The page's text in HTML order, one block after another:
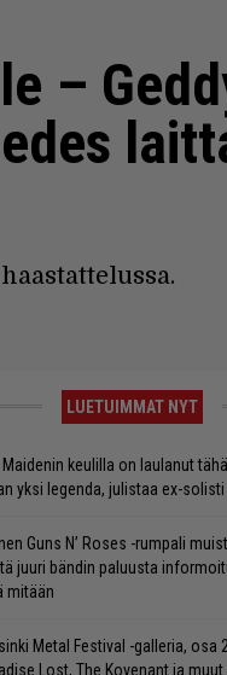
–
LUETUIMMAT NYT
Maidenin keulilla on laulanut
yksi legenda, julistaa ex-solisti
Guns N’ Roses -rumpali
juuri bändin paluusta
mitään
Metal Festival -galleria, osa
Lost, The Kovenant ja